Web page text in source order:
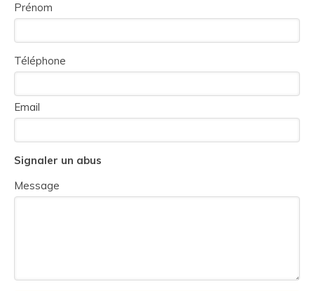
Prénom
Téléphone
Email
Signaler un abus
Message